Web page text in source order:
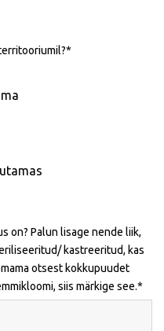
on? Palun lisage nende liik,
kastreeritud, kas
otsest kokkupuudet
siis märkige see.